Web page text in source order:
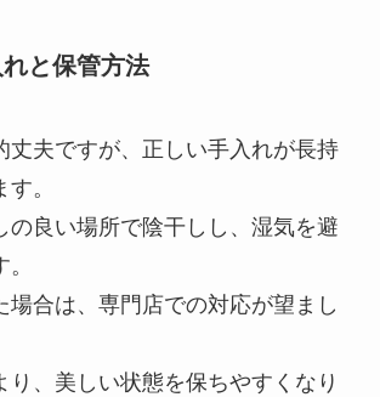
と保管方法
丈夫ですが、正しい手入れが長持
。
の良い場所で陰干しし、湿気を避
場合は、専門店での対応が望まし
り、美しい状態を保ちやすくなり